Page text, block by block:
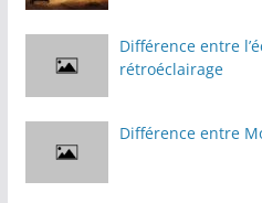
Différence entre
rétroéclairage
Différence entre